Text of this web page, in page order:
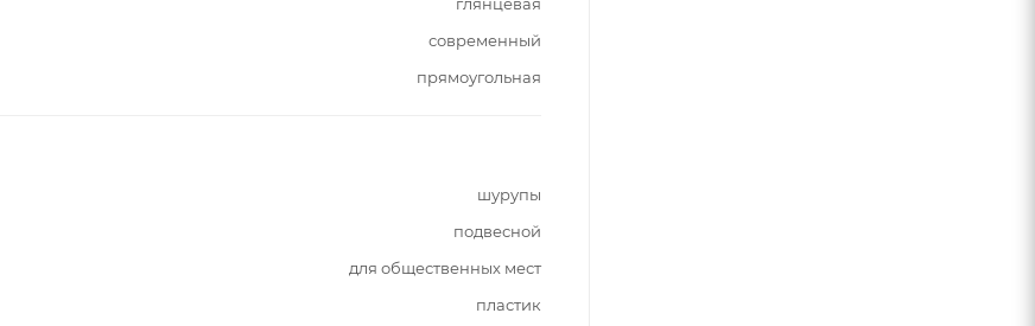
современный
прямоугольная
шурупы
подвесной
для общественных мест
пластик